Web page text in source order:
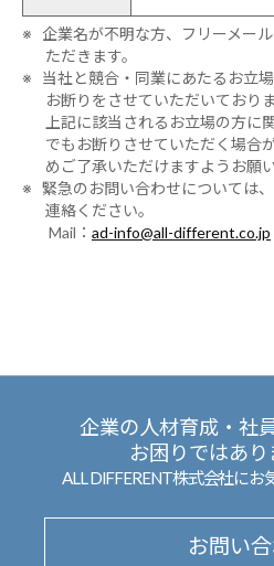
※ 企業名が不明な方、フリーメー
ただきます。
※ 当社と競合・同業にあたるお立
お断りをさせていただいておりま
上記に該当されるお立場の方に
でもお断りさせていただく場合
めご了承いただけますようお願
※ 緊急のお問い合わせについては
連絡ください。
Mail： ad-info@all-different.co.jp
企業の人材育成・社
お困りではあり
ALL DIFFERENT株式会社にお
お問い